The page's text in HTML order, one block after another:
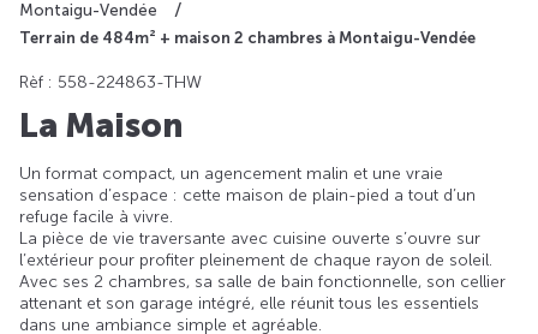
Montaigu-Vendée
Terrain de 484m² + maison 2 chambres à Montaigu-Vendée
Rèf : 558-224863-THW
La Maison
Un format compact, un agencement malin et une vraie
sensation d’espace : cette maison de plain-pied a tout d’un
refuge facile à vivre.
La pièce de vie traversante avec cuisine ouverte s’ouvre sur
l’extérieur pour profiter pleinement de chaque rayon de soleil.
Avec ses 2 chambres, sa salle de bain fonctionnelle, son cellier
attenant et son garage intégré, elle réunit tous les essentiels
dans une ambiance simple et agréable.